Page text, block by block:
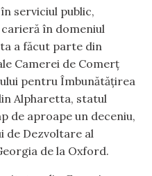
serviciul public,
în domeniul
a făcut parte din
Camerei de Comerț
pentru Îmbunătățirea
Alpharetta, statul
de aproape un deceniu,
de Dezvoltare al
de la Oxford.